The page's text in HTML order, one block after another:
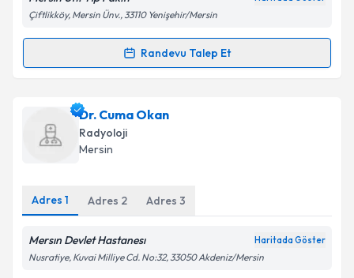
Kişisel verilerimin işlenmesine ilişkin
Metni'ni okudum ve kişisel verilerimin belirtilen
Takvim Talebini Gönder
Çiftlikköy, Mersin Ünv., 33110 Yenişehir/Mersin
Randevu Talep Et
Randevu Takvimi Talebi
Doç. Dr. Ahmet Koray Öcal
talebi oluşturun. Size bu uzmandan randevu almanız
için bir takvim hazırlandığında e-posta ile
Dr. Cuma Okan
Radyoloji
Mersin
Adres 1 Adres 2 Adres 3
Mersın Devlet Hastanesı Haritada Göster
Nusratiye, Kuvai Milliye Cd. No:32, 33050 Akdeniz/Mersin